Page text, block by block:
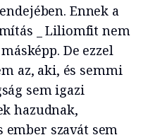
Ennek a
_ Liliomfit nem
De ezzel
az, aki, és semmi
sem igazi
hazudnak,
szavát sem